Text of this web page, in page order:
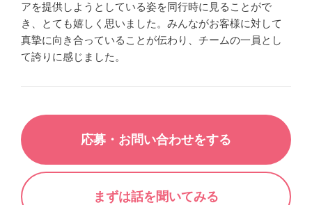
アを提供しようとしている姿を同行時に見ることがで
き、とても嬉しく思いました。みんながお客様に対して
真摯に向き合っていることが伝わり、チームの一員とし
て誇りに感じました。
応募・お問い合わせをする
まずは話を聞いてみる